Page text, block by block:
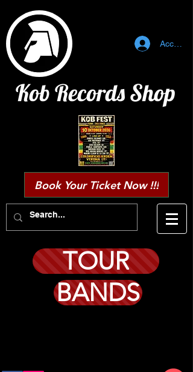
Accedi
Kob Records Shop
Book Your Ticket Now !!!
TOUR
BANDS